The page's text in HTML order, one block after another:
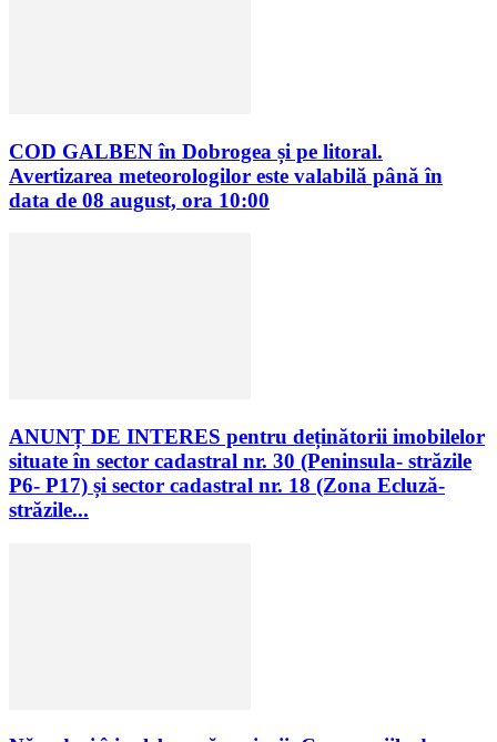
COD GALBEN în Dobrogea și pe litoral.
Avertizarea meteorologilor este valabilă până în
data de 08 august, ora 10:00
ANUNȚ DE INTERES pentru deținătorii imobilelor
situate în sector cadastral nr. 30 (Peninsula- străzile
P6- P17) și sector cadastral nr. 18 (Zona Ecluză-
străzile...